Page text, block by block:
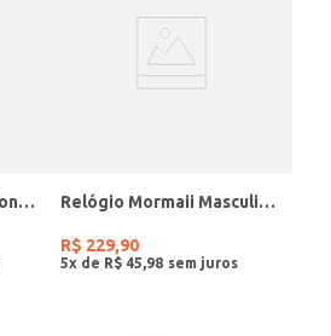
Relógio + Acessório Condor Feminino PRATA Relógio Mormaii Masculino PRETO
R$ 229,90
5x de R$ 45 98